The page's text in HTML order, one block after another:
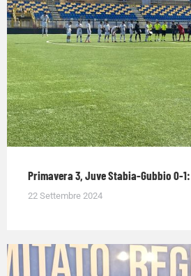
Primavera 3, Juve Stabia-Gubbio 0-
22 Settembre 2024